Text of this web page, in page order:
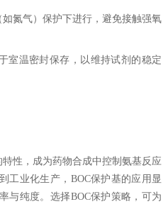
氮气）保护下进行，避免接触强氧
温密封保存，以维持试剂的稳定
性，成为药物合成中控制氨基反应
工业化生产，BOC保护基的应用显
与纯度。选择BOC保护策略，可为